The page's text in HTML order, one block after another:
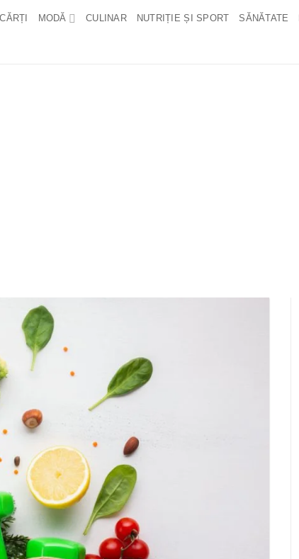
CĂRȚI MODĂ CULINAR NUTRIȚIE ȘI SPORT SĂNĂTATE